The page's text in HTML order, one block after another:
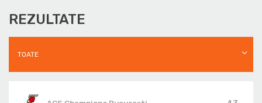
REZULTATE
TOATE